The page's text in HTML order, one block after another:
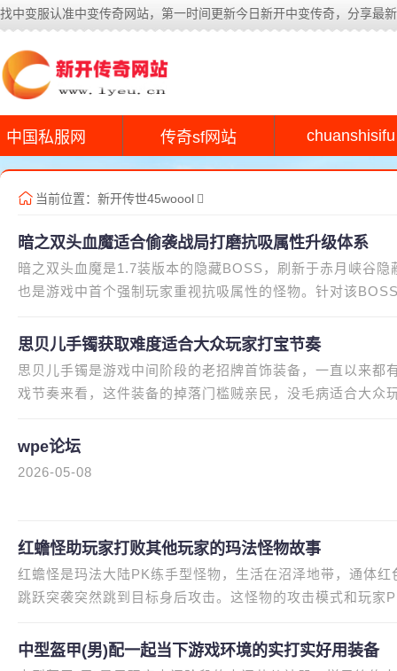
找中变服认准中变传奇网站，第一时间更新今日新开中变传奇，分享最
中国私服网 传奇sf网站 chuanshisifu
当前位置： 新开传世45woool
暗之双头血魔适合偷袭战局打磨抗吸属性升级体系
暗之双头血魔是1.7装版本的隐藏BOSS，刷新于赤月峡谷
也是游戏中首个强制玩家重视抗吸属性的怪物。针对该
思贝儿手镯获取难度适合大众玩家打宝节奏
思贝儿手镯是游戏中间阶段的老招牌首饰装备，一直以来
戏节奏来看，这件装备的掉落门槛贼亲民，没毛病适合大
wpe论坛
2026-05-08
红蟾怪助玩家打败其他玩家的玛法怪物故事
红蟾怪是玛法大陆PK练手型怪物，生活在沼泽地带，通体
跳跃突袭突然跳到目标身后攻击。这怪物的攻击模式和玩
中型盔甲(男)配一起当下游戏环境的实打实好用装备